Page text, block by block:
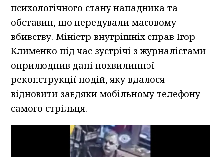
психологічного стану нападника та
обставин, що передували масовому
вбивству. Міністр внутрішніх справ Ігор
Клименко під час зустрічі з журналістами
оприлюднив дані похвилинної
реконструкції подій, яку вдалося
відновити завдяки мобільному телефону
самого стрільця.